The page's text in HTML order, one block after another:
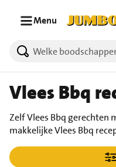
Menu
Vlees Bbq
Zelf Vlees Bbq gerechten
makkelijke Vlees Bbq